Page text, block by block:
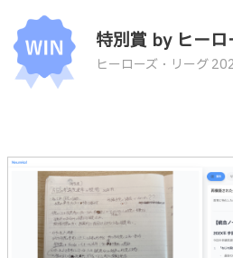
特別賞 by ヒー
ヒーローズ・リーグ